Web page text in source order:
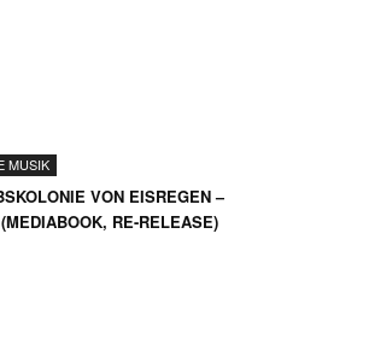
MUSIK
VON EISREGEN –
RE-RELEASE)